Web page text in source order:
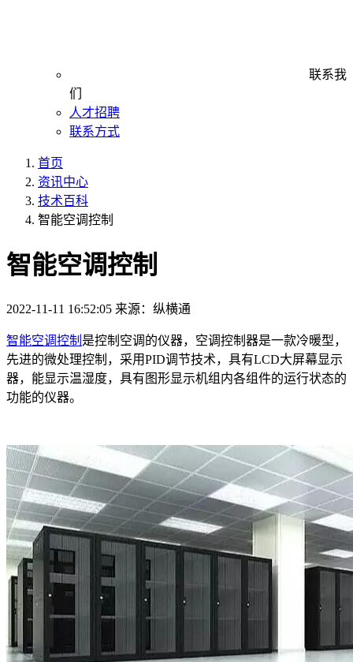
联系我
们
人才招聘
联系方式
首页
资讯中心
技术百科
智能空调控制
智能空调控制
2022-11-11 16:52:05 来源：纵横通
智能空调控制 是控制空调的仪器，空调控制器是一款冷暖型，
先进的微处理控制，采用PID调节技术，具有LCD大屏幕显示
器，能显示温湿度，具有图形显示机组内各组件的运行状态的
功能的仪器。